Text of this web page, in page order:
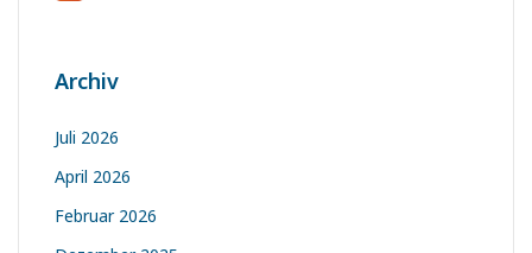
Archiv
Juli 2026
April 2026
Februar 2026